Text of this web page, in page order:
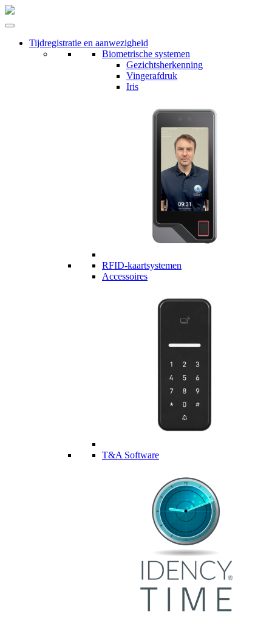
Tijdregistratie en aanwezigheid
Biometrische systemen
Gezichtsherkenning
Vingerafdruk
Iris
RFID-kaartsystemen
Accessoires
T&A Software